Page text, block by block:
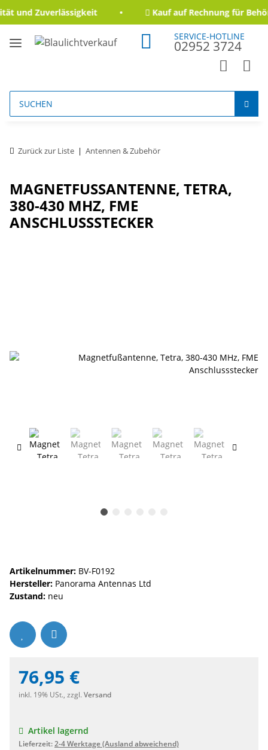
und Zuverlässigkeit Kauf auf Rechnung für
SERVICE-HOTLINE
02952 3724
Zurück zur Liste Antennen & Zubehör
MAGNETFUSSANTENNE, TETRA, 3
80-430 MHZ, FME A
NSCHLUSSSTECKER
Artikelnummer: BV-F0192
Hersteller: Panorama Antennas Ltd
Zustand: neu
76,95 €
inkl. 19% USt., zzgl. Versand
Artikel lagernd
Lieferzeit:2-4 Werktage(Ausland abweichend)